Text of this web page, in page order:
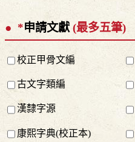
*申請文獻 (最多五筆)
校正甲骨文編
古文字類編
漢隸字源
康熙字典(校正本)